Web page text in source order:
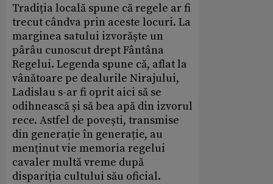
Tradiția locală spune că regele ar fi
trecut cândva prin aceste locuri. La
marginea satului izvorăște un
pârâu cunoscut drept Fântâna
Regelui. Legenda spune că, aflat la
vânătoare pe dealurile Nirajului,
Ladislau s-ar fi oprit aici să se
odihnească și să bea apă din izvorul
rece. Astfel de povești, transmise
din generație în generație, au
menținut vie memoria regelui
cavaler multă vreme după
dispariția cultului său oficial.